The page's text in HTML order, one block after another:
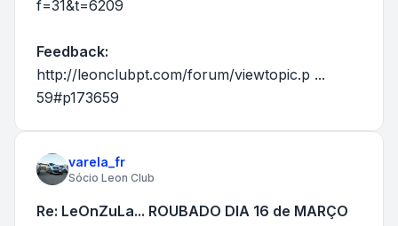
f=31&t=6209
Feedback:
http://leonclubpt.com/forum/viewtopic.p ...
59#p173659
varela_fr
Sócio Leon Club
Re: LeOnZuLa... ROUBADO DIA 16 de MARÇO